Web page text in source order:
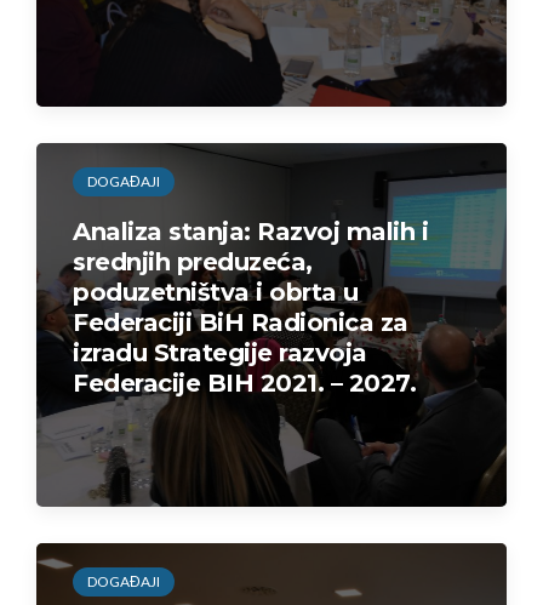
DOGAĐAJI
Analiza stanja: Razvoj malih i
srednjih preduzeća,
poduzetništva i obrta u
Federaciji BiH Radionica za
izradu Strategije razvoja
Federacije BIH 2021. – 2027.
DOGAĐAJI